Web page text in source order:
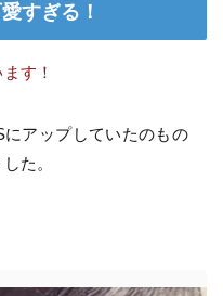
すぎる！
す！
アップしていたのもの
た。